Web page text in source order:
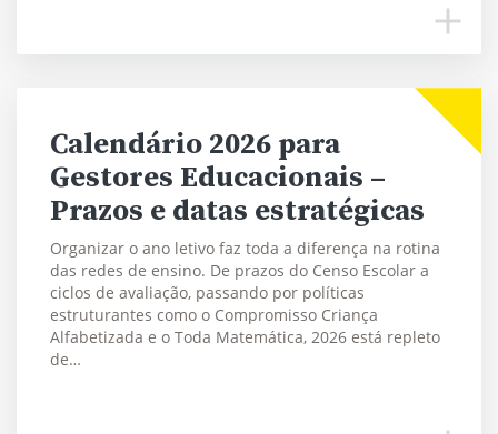
Calendário 2026 para
Gestores Educacionais –
Prazos e datas estratégicas
Organizar o ano letivo faz toda a diferença na rotina
das redes de ensino. De prazos do Censo Escolar a
ciclos de avaliação, passando por políticas
estruturantes como o Compromisso Criança
Alfabetizada e o Toda Matemática, 2026 está repleto
de…